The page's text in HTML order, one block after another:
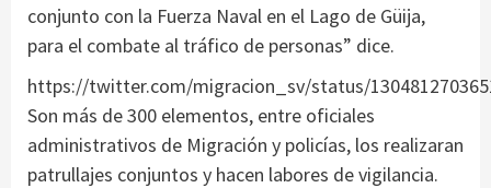
conjunto con la Fuerza Naval en el Lago de Güija,
para el combate al tráfico de personas” dice.
https://twitter.com/migracion_sv/status/
Son más de 300 elementos, entre oficiales
administrativos de Migración y policías, los realizaran
patrullajes conjuntos y hacen labores de vigilancia.